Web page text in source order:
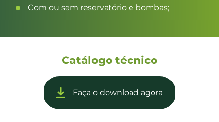
Com ou sem reservatório e bombas;
Catálogo técnico
Faça o download agora